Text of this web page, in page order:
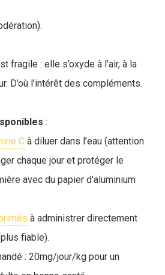
fragile : elle s’oxyde à l’air, à la
D’où l’intérêt des compléments.
:
C à diluer dans l’eau (attention
chaque jour et protéger le
avec du papier d'aluminium
à administrer directement
fiable).
: 20mg/jour/kg pour un